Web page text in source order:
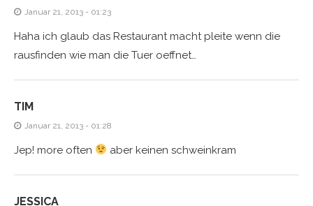
Januar 21, 2013 - 01:23
Haha ich glaub das Restaurant macht pleite wenn die
rausfinden wie man die Tuer oeffnet…
TIM
Januar 21, 2013 - 01:28
Jep! more often aber keinen schweinkram
JESSICA